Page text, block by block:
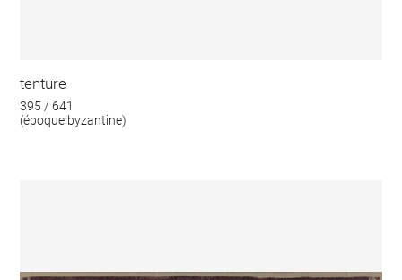
tenture
395 / 641
(époque byzantine)